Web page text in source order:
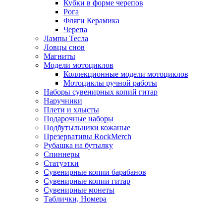
Кубки в форме черепов
Рога
Фляги Керамика
Черепа
Лампы Тесла
Ловцы снов
Магниты
Модели мотоциклов
Коллекционные модели мотоциклов
Мотоциклы ручной работы
Наборы сувенирных копий гитар
Наручники
Плети и хлысты
Подарочные наборы
Подбутыльники кожаные
Презервативы RockMerch
Рубашка на бутылку
Спиннеры
Статуэтки
Сувенирные копии барабанов
Сувенирные копии гитар
Сувенирные монеты
Таблички, Номера